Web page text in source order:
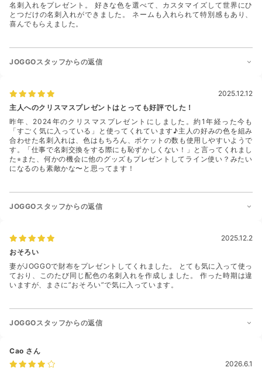
名刺入れをプレゼント。 好きな色を選べて、カスタマイズして世界にひ
とつだけの名刺入れができました。 ネームも入れられて特別感もあり、
喜んでもらえました。
JOGGOスタッフからの返信
2025.12.12
主人へのクリスマスプレゼントはとっても好評でした！
昨年、2024年のクリスマスプレゼントにしました。約1年経った今も
「すごく気に入っている」と使ってくれています♪主人の好みの色を組み
合わせた名刺入れは、色はもちろん、ポケットの数も使用しやすいようで
す。「仕事で名刺交換をする際にも恥ずかしくない！」と言ってくれまし
た⭐︎また、何かの機会に他のグッズもプレゼントしてライン使い？みたい
になるのも素敵かな〜と思ってます！
JOGGOスタッフからの返信
2025.12.2
おそろい
妻がJOGGOで財布をプレゼントしてくれました。 とても気に入って使っ
ており、このたび同じ配色の名刺入れを作成しました。 作った時期は違
いますが、まさに”おそろい”で気に入っています。
JOGGOスタッフからの返信
Cao さん
2026.6.1